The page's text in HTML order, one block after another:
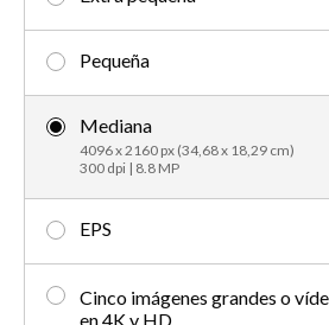
Pequeña
Mediana
4096 x 2160 px (34,68 x 18,29 cm)
300 dpi | 8.8 MP
EPS
Cinco imágenes grandes o
en 4K y HD